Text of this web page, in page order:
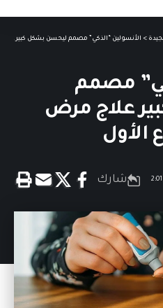
> الأنسولين “الذكي” مصمم ليحسن بشكل كبير
مصمم
علاج مرض
الأول
آخر تحديث: 16 أغسطس,2021 2:01
شارك